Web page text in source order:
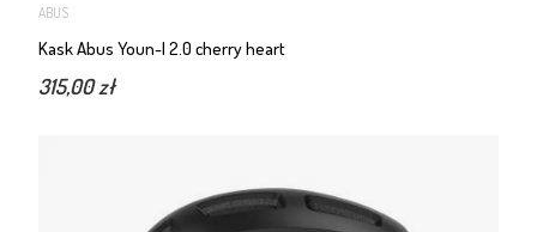
ABUS
Kask Abus Youn-I 2.0 cherry heart
315,00 zł